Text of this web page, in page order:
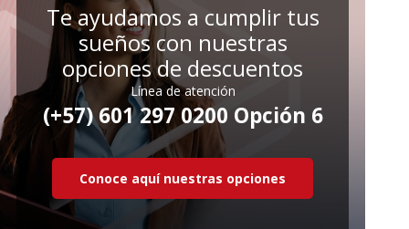
Te ayudamos a cumplir tus
sueños con nuestras
opciones de descuentos
Línea de atención
(+57) 601 297 0200 Opción 6
Conoce aquí nuestras opciones